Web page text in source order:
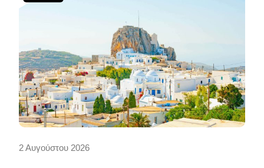
2 Αυγούστου 2026